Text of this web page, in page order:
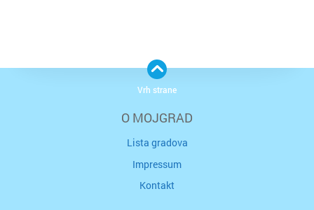
O MOJGRAD
Lista gradova
Impressum
Kontakt
Vrh strane